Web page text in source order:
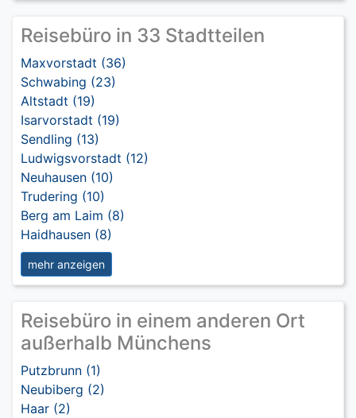
Reisebüro in 33 Stadtteilen
Maxvorstadt (36)
Schwabing (23)
Altstadt (19)
Isarvorstadt (19)
Sendling (13)
Ludwigsvorstadt (12)
Neuhausen (10)
Trudering (10)
Berg am Laim (8)
Haidhausen (8)
mehr anzeigen
Reisebüro in einem anderen Ort
außerhalb Münchens
Putzbrunn (1)
Neubiberg (2)
Haar (2)